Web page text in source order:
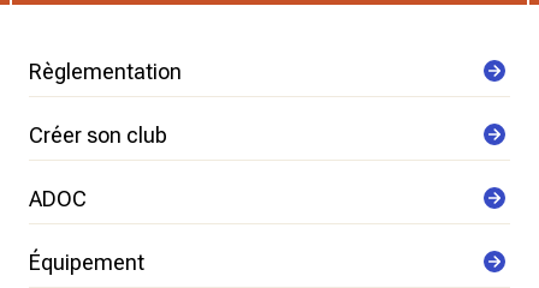
Règlementation
Créer son club
ADOC
Équipement